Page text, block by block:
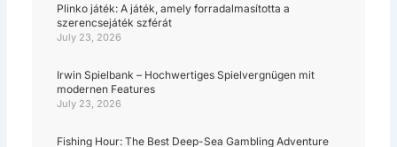
Plinko játék: A játék, amely forradalmasította a
szerencsejáték szférát
July 23, 2026
Irwin Spielbank – Hochwertiges Spielvergnügen mit
modernen Features
July 23, 2026
Fishing Hour: The Best Deep-Sea Gambling Adventure